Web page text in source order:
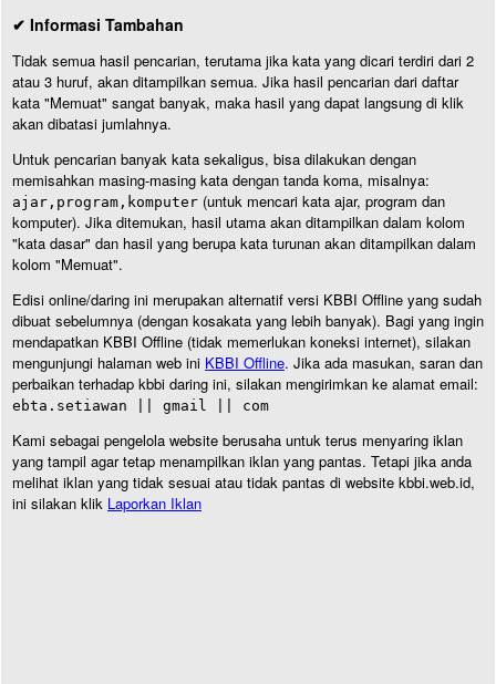
✔ Informasi Tambahan
Tidak semua hasil pencarian, terutama jika kata yang dicari terdiri dari 2
atau 3 huruf, akan ditampilkan semua. Jika hasil pencarian dari daftar
kata "Memuat" sangat banyak, maka hasil yang dapat langsung di klik
akan dibatasi jumlahnya.
Untuk pencarian banyak kata sekaligus, bisa dilakukan dengan
memisahkan masing-masing kata dengan tanda koma, misalnya:
ajar,program,komputer (untuk mencari kata ajar, program dan
komputer). Jika ditemukan, hasil utama akan ditampilkan dalam kolom
"kata dasar" dan hasil yang berupa kata turunan akan ditampilkan dalam
kolom "Memuat".
Edisi online/daring ini merupakan alternatif versi KBBI Offline yang sudah
dibuat sebelumnya (dengan kosakata yang lebih banyak). Bagi yang ingin
mendapatkan KBBI Offline (tidak memerlukan koneksi internet), silakan
mengunjungi halaman web ini KBBI Offline. Jika ada masukan, saran dan
perbaikan terhadap kbbi daring ini, silakan mengirimkan ke alamat email:
ebta.setiawan || gmail || com
Kami sebagai pengelola website berusaha untuk terus menyaring iklan
yang tampil agar tetap menampilkan iklan yang pantas. Tetapi jika anda
melihat iklan yang tidak sesuai atau tidak pantas di website kbbi.web.id,
ini silakan klik Laporkan Iklan